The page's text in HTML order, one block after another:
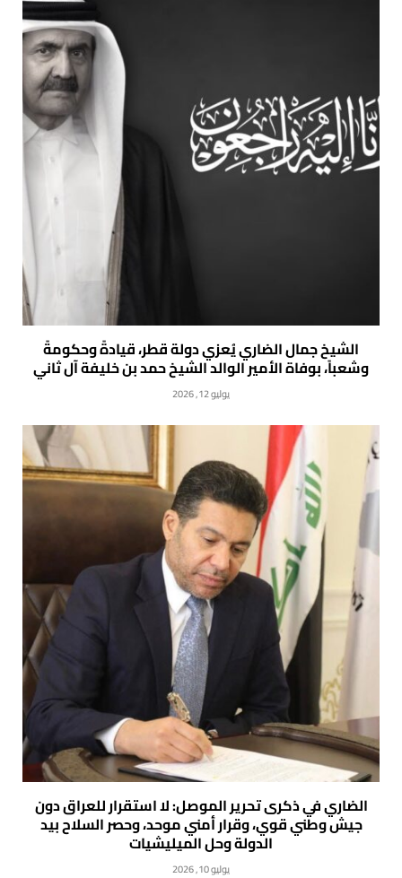
الشيخ جمال الضاري يُعزي دولة قطر، قيادةً وحكومةً
وشعباً، بوفاة الأمير الوالد الشيخ حمد بن خليفة آل ثاني
يوليو 12, 2026
الضاري في ذكرى تحرير الموصل: لا استقرار للعراق دون
جيش وطني قوي، وقرار أمني موحد، وحصر السلاح بيد
الدولة وحل الميليشيات
يوليو 10, 2026